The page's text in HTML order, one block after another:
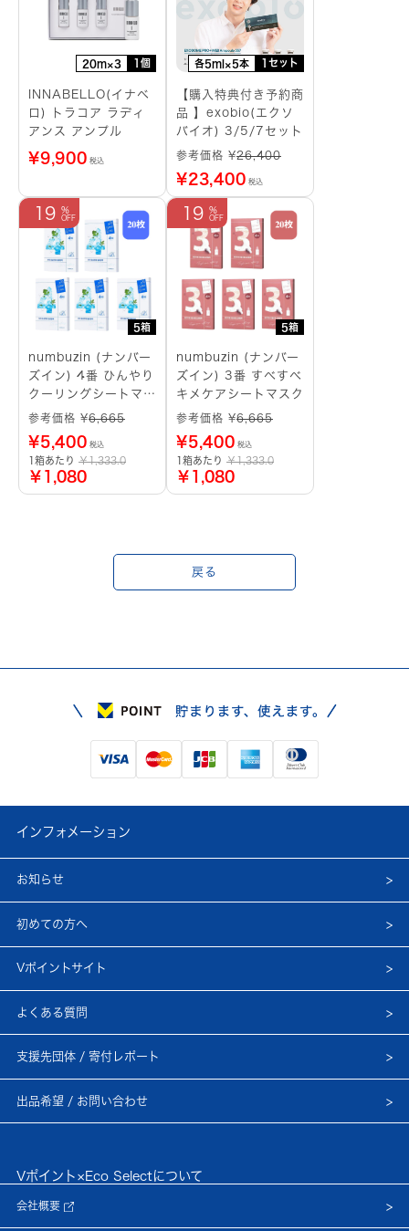
20m×3 1個
INNABELLO(イナベ
ロ) トラコア ラディ
アンス アンプル
¥9,900 税込
各5ml×5本 1セット
【購入特典付き予約商
品 】exobio(エクソ
バイオ) 3/5/7セット
参考価格 ¥26,400
¥23,400 税込
5箱
19
numbuzin (ナンバー
ズイン) 4番 ひんやり
クーリングシートマス
ク
参考価格 ¥6,665
¥5,400 税込
1箱あたり ￥1,333.0
￥1,080
5箱
19
numbuzin (ナンバー
ズイン) 3番 すべすべ
キメケアシートマスク
参考価格 ¥6,665
¥5,400 税込
1箱あたり ￥1,333.0
￥1,080
戻る
インフォメーション
お知らせ
初めての方へ
Vポイントサイト
よくある質問
支援先団体 / 寄付レポート
出品希望 / お問い合わせ
Vポイント×Eco Selectについて
会社概要